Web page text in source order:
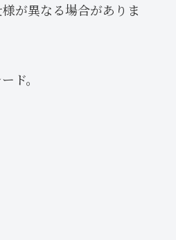
が異なる場合がありま
ド。